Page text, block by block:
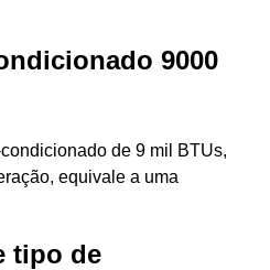
9000
de 9 mil BTUs,
equivale a uma
tipo de